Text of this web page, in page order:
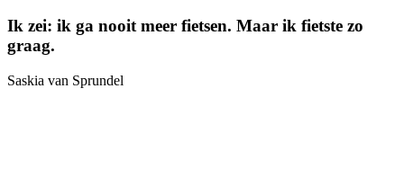
Ik zei: ik ga nooit meer fietsen. Maar ik fietste zo
graag.
Saskia van Sprundel